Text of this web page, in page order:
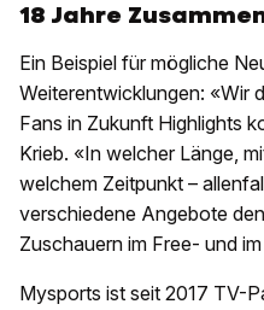
18 Jahre
Ein Beispiel für mögliche
Weiterentwicklungen: «Wir
Fans in Zukunft Highlights
Krieb. «In welcher Länge,
welchem Zeitpunkt –
verschiedene Angebote
Zuschauern im Free- und
Mysports ist seit 2017 TV-